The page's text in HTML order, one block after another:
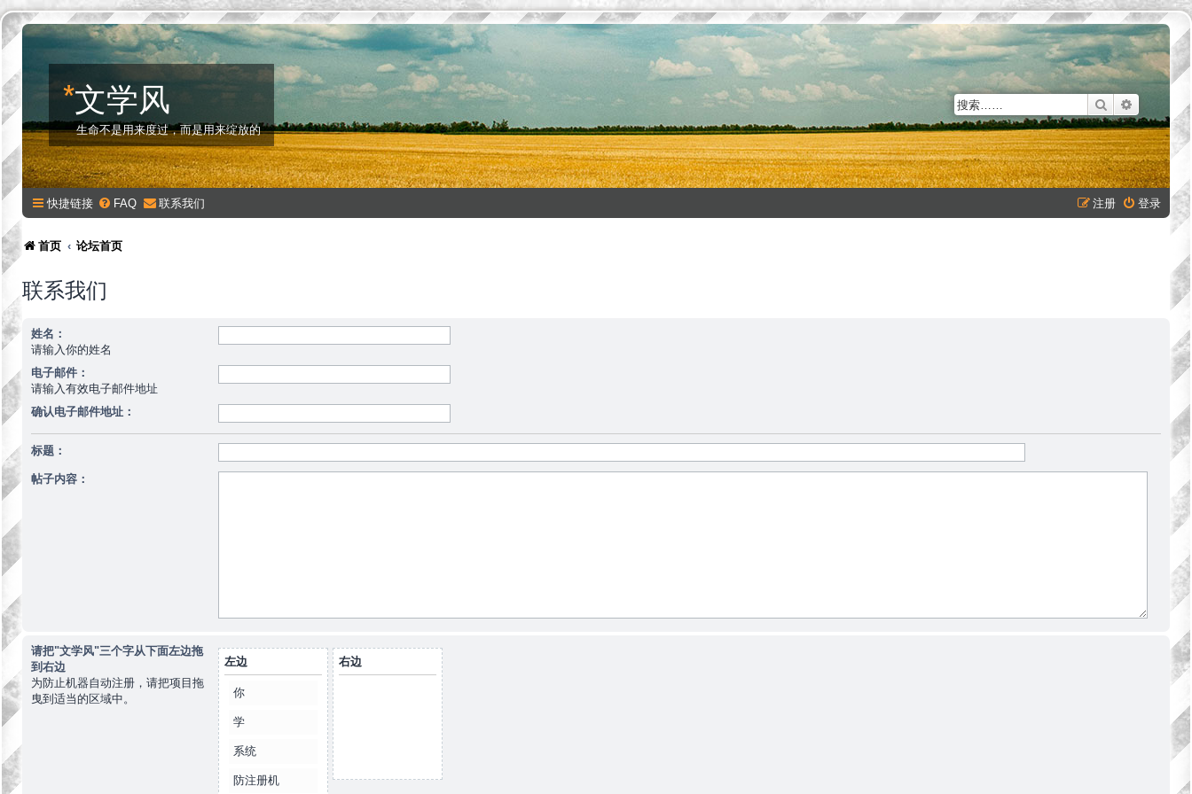
*文学风
生命不是用来度过，而是用来绽放的
搜索
快捷链接 FAQ 联系我们 登录
注册
首页 论坛首页
联系我们
姓名：
请输入你的姓名
电子邮件：
请输入有效电子邮件地址
确认电子邮件地址：
标题：
帖子内容：
请把"文学风"三个字从下面左边拖
到右边
为防止机器自动注册，请把项目拖
曳到适当的区域中。
左边
你
学
系统
防注册机
右边